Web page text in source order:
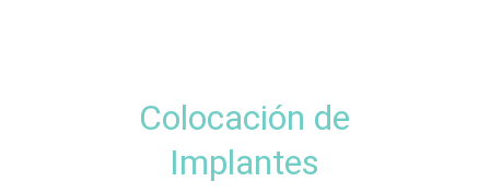
Colocación de
Implantes